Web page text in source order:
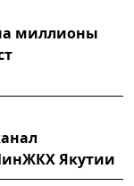
миллионы
Якутии